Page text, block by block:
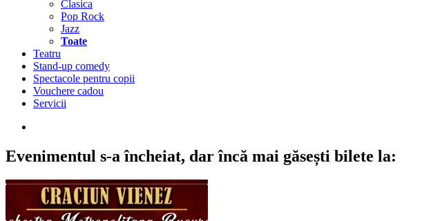
Clasica
Pop Rock
Jazz
Toate
Teatru
Stand-up comedy
Spectacole pentru copii
Vouchere cadou
Servicii
Evenimentul s-a încheiat, dar încă mai găsești bilete la: